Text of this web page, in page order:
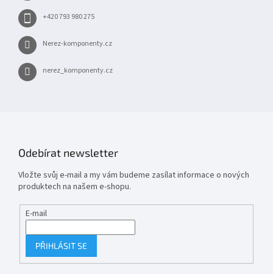
+420 793 980 275
Nerez-komponenty.cz
nerez_komponenty.cz
Odebírat newsletter
Vložte svůj e-mail a my vám budeme zasílat informace o nových
produktech na našem e-shopu.
E-mail
PŘIHLÁSIT SE